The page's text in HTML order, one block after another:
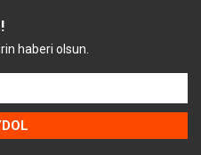
haberi olsun.